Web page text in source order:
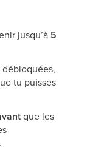
jusqu’à 5
tu puisses
que les